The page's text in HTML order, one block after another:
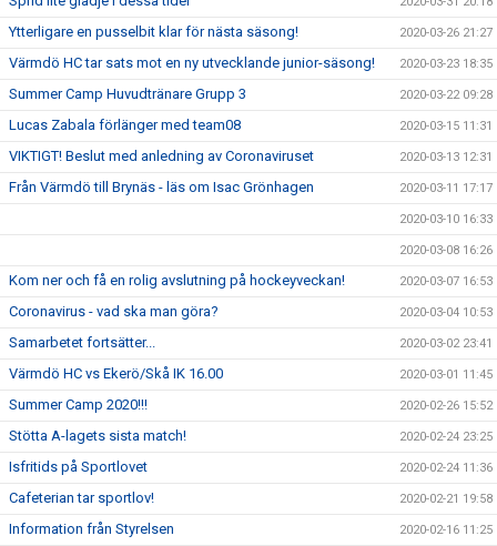
Ytterligare en pusselbit klar för nästa säsong! 2020-03-26 21:27
Värmdö HC tar sats mot en ny utvecklande junior-säsong! 2020-03-23 18:35
Summer Camp Huvudtränare Grupp 3 2020-03-22 09:28
Lucas Zabala förlänger med team08 2020-03-15 11:31
VIKTIGT! Beslut med anledning av Coronaviruset 2020-03-13 12:31
Från Värmdö till Brynäs - läs om Isac Grönhagen 2020-03-11 17:17
2020-03-10 16:33
2020-03-08 16:26
Kom ner och få en rolig avslutning på hockeyveckan! 2020-03-07 16:53
Coronavirus - vad ska man göra? 2020-03-04 10:53
Samarbetet fortsätter... 2020-03-02 23:41
Värmdö HC vs Ekerö/Skå IK 16.00 2020-03-01 11:45
Summer Camp 2020!!! 2020-02-26 15:52
Stötta A-lagets sista match! 2020-02-24 23:25
Isfritids på Sportlovet 2020-02-24 11:36
Cafeterian tar sportlov! 2020-02-21 19:58
Information från Styrelsen 2020-02-16 11:25